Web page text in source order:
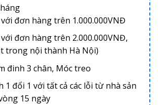
với đơn hàng trên 1.000.000VNĐ
với đơn hàng trên 2.000.000VNĐ,
trong nội thành Hà Nội)
đinh 3 chân, Móc treo
1 đổi 1 với tất cả các lỗi từ nhà sản
15 ngày